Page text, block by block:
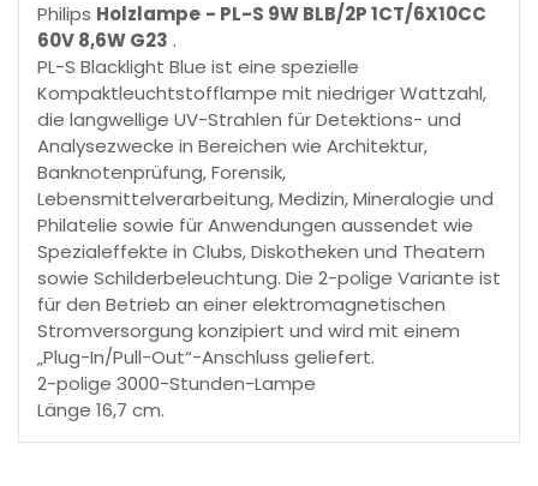
Philips Holzlampe - PL-S 9W BLB/2P 1CT/6X10CC
60V 8,6W G23 .
PL-S Blacklight Blue ist eine spezielle
Kompaktleuchtstofflampe mit niedriger Wattzahl,
die langwellige UV-Strahlen für Detektions- und
Analysezwecke in Bereichen wie Architektur,
Banknotenprüfung, Forensik,
Lebensmittelverarbeitung, Medizin, Mineralogie und
Philatelie sowie für Anwendungen aussendet wie
Spezialeffekte in Clubs, Diskotheken und Theatern
sowie Schilderbeleuchtung. Die 2-polige Variante ist
für den Betrieb an einer elektromagnetischen
Stromversorgung konzipiert und wird mit einem
„Plug-In/Pull-Out“-Anschluss geliefert.
2-polige 3000-Stunden-Lampe
Länge 16,7 cm.